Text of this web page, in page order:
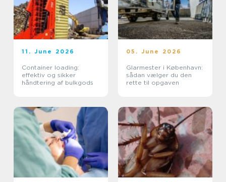
11. June 2026
Container loading:
effektiv og sikker
håndtering af bulkgods
05. June 2026
Glarmester i København:
sådan vælger du den
rette til opgaven